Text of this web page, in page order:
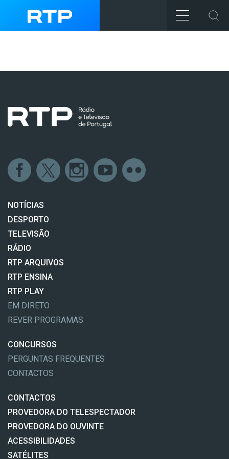
NOTÍCIAS
DESPORTO
TELEVISÃO
RÁDIO
RTP ARQUIVOS
RTP ENSINA
RTP PLAY
EM DIRETO
REVER PROGRAMAS
CONCURSOS
PERGUNTAS FREQUENTES
CONTACTOS
CONTACTOS
PROVEDORA DO TELESPECTADOR
PROVEDORA DO OUVINTE
ACESSIBILIDADES
SATÉLITES